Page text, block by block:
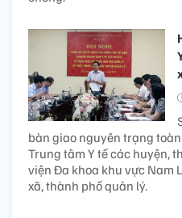
bàn giao nguyên trạng
Trung tâm Y tế các huyện,
viện Đa khoa khu vực Nam
xã, thành phố quản lý.